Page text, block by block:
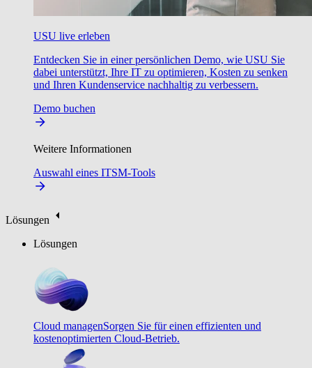
USU live erleben
Entdecken Sie in einer persönlichen Demo, wie USU Sie
dabei unterstützt, Ihre IT zu optimieren, Kosten zu senken
und Ihren Kundenservice nachhaltig zu verbessern.
Demo buchen
Weitere Informationen
Auswahl eines ITSM-Tools
Lösungen
Lösungen
Cloud managenSorgen Sie für einen effizienten und
kostenoptimierten Cloud-Betrieb.